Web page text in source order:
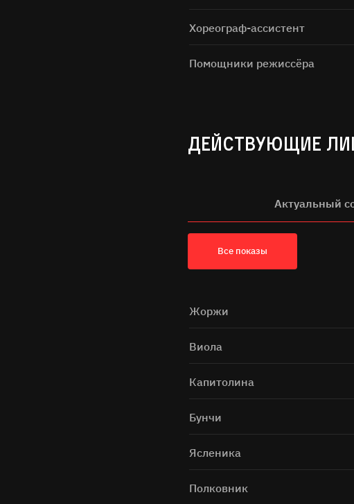
Хореограф-ассистент
Помощники режиссёра
ДЕЙСТВУЮЩИЕ
Актуальный
Все показы
Жоржи
Виола
Капитолина
Бунчи
Ясленика
Полковник